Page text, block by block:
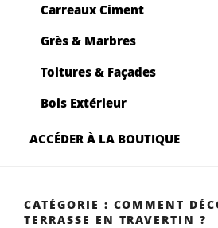
Carreaux Ciment
Grès & Marbres
Toitures & Façades
Bois Extérieur
ACCÉDER À LA BOUTIQUE
CATÉGORIE : COMMENT
TERRASSE EN TRAVERTIN ?